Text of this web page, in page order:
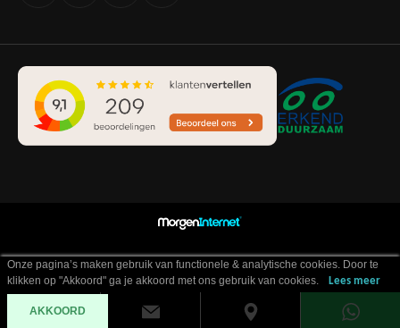
Onze pagina’s maken gebruik van functionele & analytische cookies. Door te
klikken op "Akkoord" ga je akkoord met ons gebruik van cookies.
Lees meer
AKKOORD